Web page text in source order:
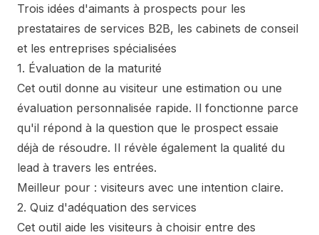
Trois idées d'aimants à prospects pour les
prestataires de services B2B, les cabinets de conseil
et les entreprises spécialisées
1. Évaluation de la maturité
Cet outil donne au visiteur une estimation ou une
évaluation personnalisée rapide. Il fonctionne parce
qu'il répond à la question que le prospect essaie
déjà de résoudre. Il révèle également la qualité du
lead à travers les entrées.
Meilleur pour : visiteurs avec une intention claire.
2. Quiz d'adéquation des services
Cet outil aide les visiteurs à choisir entre des